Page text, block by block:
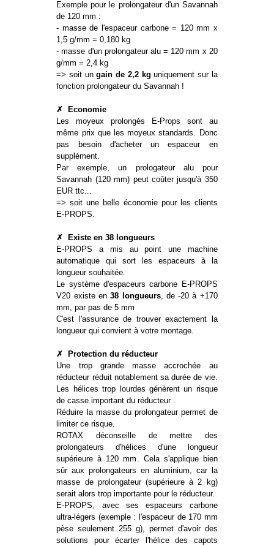
Exemple pour le prolongateur d'un Savannah
de 120 mm :
- masse de l'espaceur carbone = 120 mm x
1,5 g/mm = 0,180 kg
- masse d'un prolongateur alu = 120 mm x 20
g/mm = 2,4 kg
=> soit ungain de 2,2 kg uniquement sur la
fonction prolongateur du Savannah !
✗Economie
Les moyeux prolongés E-Props sont au
même prix que les moyeux standards. Donc
pas besoin d'acheter un espaceur en
supplément.
Par exemple, un prologateur alu pour
Savannah (120 mm) peut coûter jusqu'à 350
EUR ttc...
=> soit une belle économie pour les clients
E-PROPS.
✗Existe en 38 longueurs
E-PROPS a mis au point une machine
automatique qui sort les espaceurs à la
longueur souhaitée.
Le système d'espaceurs carbone E-PROPS
V20 existe en38 longueurs, de -20 à +170
mm, par pas de 5 mm
C'est l'assurance de trouver exactement la
longueur qui convient à votre montage.
✗Protection du réducteur
Une trop grande masse accrochée au
réducteur réduit notablement sa durée de vie.
Les hélices trop lourdes génèrent un risque
de casse important du réducteur .
Réduire la masse du prolongateur permet de
limiter ce risque.
ROTAX déconseille de mettre des
prolongateurs d'hélices d'une longueur
supérieure à 120 mm. Cela s'applique bien
sûr aux prolongateurs en aluminium, car la
masse de prolongateur (supérieure à 2 kg)
serait alors trop importante pour le réducteur.
E-PROPS, avec ses espaceurs carbone
ultra-légers (exemple : l'espaceur de 170 mm
pèse seulement 255 g), permet d'avoir des
solutions pour écarter l'hélice des capots